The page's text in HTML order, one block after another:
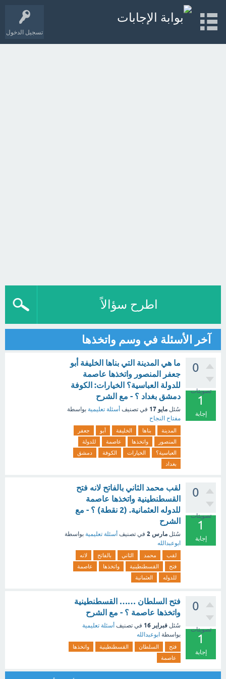
تسجيل الدخول
اطرح سؤالاً
آخر الأسئلة في وسم واتخذها
0
تصويتات
1
إجابة
ما هي المدينة التي بناها الخليفة أبو
جعفر المنصور واتخذها عاصمة
للدولة العباسية؟ الخيارات: الكوفة
دمشق بغداد ؟ - مع الشرح
سُئل مايو 17 في تصنيف أسئلة تعليمية بواسطة
مفتاح النجاح
المدينة بناها الخليفة أبو
جعفر
المنصور
واتخذها عاصمة
للدولة
العباسية؟
الخيارات الكوفة
دمشق
بغداد
0
تصويتات
1
إجابة
لقب محمد الثاني بالفاتح لانه فتح
القسطنطينية واتخذها عاصمة
للدوله العثمانية. (2 نقطة) ؟ - مع
الشرح
سُئل مارس 2 في تصنيف أسئلة تعليمية بواسطة
ابوعبدالله
لقب محمد الثاني بالفاتح
لانه
فتح
القسطنطينية واتخذها
عاصمة
للدوله
العثمانية
0
تصويتات
1
إجابة
فتح السلطان …… القسطنطينية
واتخذها عاصمة ؟ - مع الشرح
سُئل فبراير 16 في تصنيف أسئلة تعليمية
بواسطة ابوعبدالله
فتح السلطان القسطنطينية
واتخذها
عاصمة